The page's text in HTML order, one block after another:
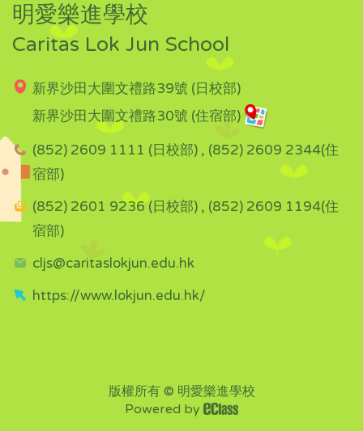
明愛樂進學校
Caritas Lok Jun School
新界沙田大圍文禮路39號 (日校部)
新界沙田大圍文禮路30號 (住宿部)
(852) 2609 1111 (日校部) , (852) 2609 2344(住
宿部)
(852) 2601 9236 (日校部) , (852) 2609 1194(住
宿部)
cljs@caritaslokjun.edu.hk
https://www.lokjun.edu.hk/
版權所有 © 明愛樂進學校
Powered by